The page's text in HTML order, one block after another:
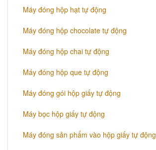
Máy đóng hộp hạt tự động
Máy đóng hộp chocolate tự động
Máy đóng hộp chai tự động
Máy đóng hộp que tự động
Máy đóng gói hộp giấy tự động
Máy bọc hộp giấy tự động
Máy đóng sản phẩm vào hộp giấy tự động